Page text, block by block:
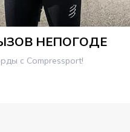
НЕПОГОДЕ
с Compressport!